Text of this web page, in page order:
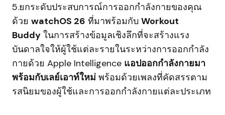
5.ยกระดับประสบการณ์การออกกำลังกายของคุณ
ด้วย watchOS 26 ที่มาพร้อมกับ Workout
Buddy ในการสร้างข้อมูลเชิงลึกที่จะสร้างแรง
บันดาลใจให้ผู้ใช้แต่ละรายในระหว่างการออกกำลัง
กายด้วย Apple Intelligence แอปออกกำลังกายมา
พร้อมกับเลย์เอาท์ใหม่ พร้อมด้วยเพลงที่คัดสรรตาม
รสนิยมของผู้ใช้และการออกกำลังกายแต่ละประเภท